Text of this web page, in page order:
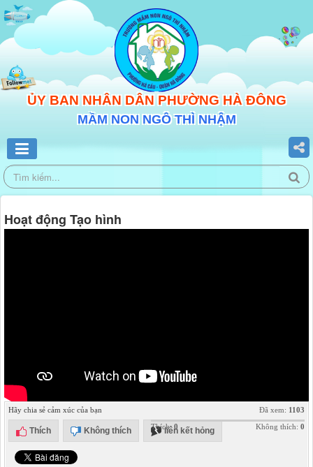
ỦY BAN NHÂN DÂN PHƯỜNG HÀ ĐÔNG
MẦM NON NGÔ THÌ NHẬM
Hoạt động Tạo hình
Hãy chia sẻ cảm xúc của bạn
Thích Không thích liên kết hỏng
Đã xem: 1103
Thích:0 Không thích: 0